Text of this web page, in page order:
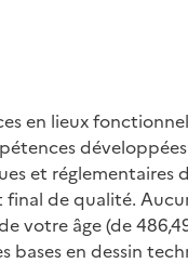
en lieux
et
de qualité.
votre âge (de
en dessin